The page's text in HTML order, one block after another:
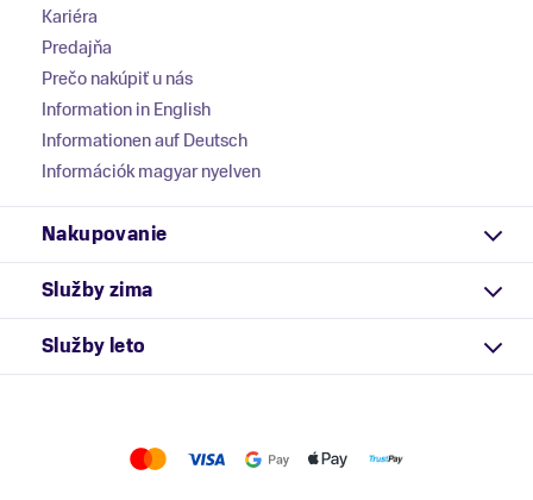
Kariéra
Predajňa
Prečo nakúpiť u nás
Information in English
Informationen auf Deutsch
Információk magyar nyelven
Nakupovanie
Služby zima
Služby leto